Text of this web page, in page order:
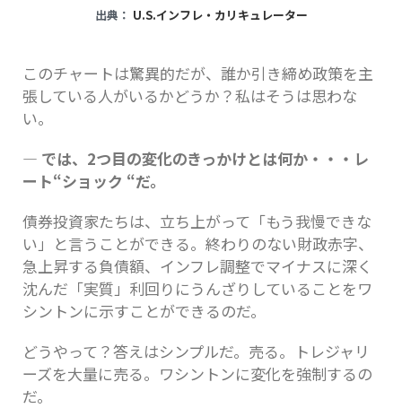
出典： U.S.インフレ・カリキュレーター
このチャートは驚異的だが、誰か引き締め政策を主
張している人がいるかどうか？私はそうは思わな
い。
― では、 2つ目の変化のきっかけとは何か・・・レ
ート“ショック “だ。
債券投資家たちは、立ち上がって「もう我慢できな
い」と言うことができる。終わりのない財政赤字、
急上昇する負債額、インフレ調整でマイナスに深く
沈んだ「実質」利回りにうんざりしていることをワ
シントンに示すことができるのだ。
どうやって？答えはシンプルだ。売る。トレジャリ
ーズを大量に売る。ワシントンに変化を強制するの
だ。